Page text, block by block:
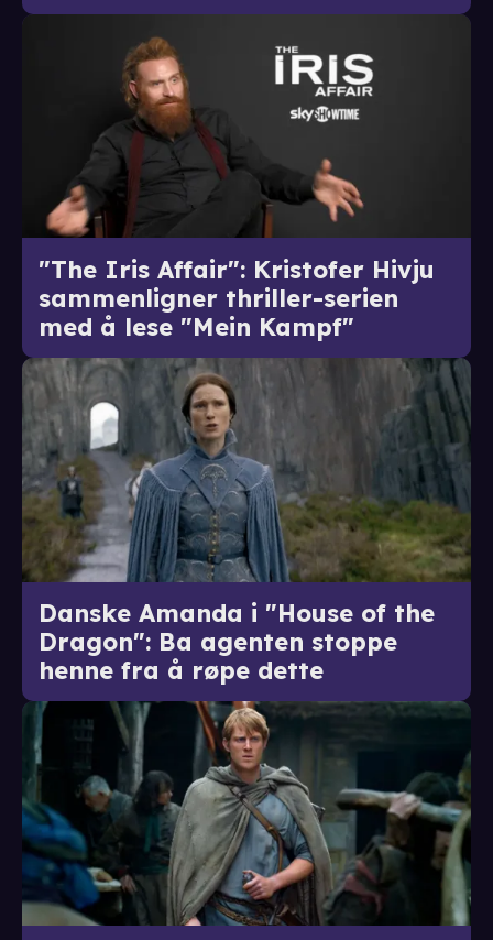
"The Iris Affair": Kristofer Hivju
sammenligner thriller-serien
med å lese "Mein Kampf"
Danske Amanda i "House of the
Dragon": Ba agenten stoppe
henne fra å røpe dette